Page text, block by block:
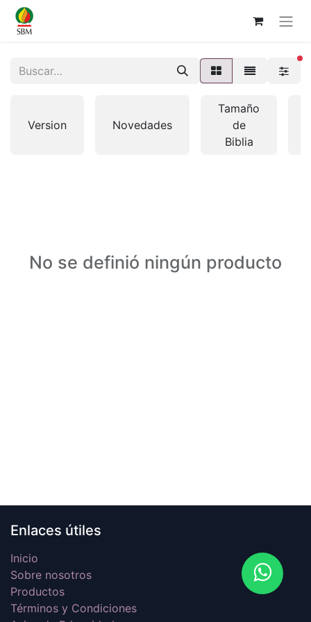
Version Novedades
Tamaño
de
Biblia
No se definió ningún producto
Enlaces útiles
Inicio
Sobre nosotros
Productos
Términos y Condiciones